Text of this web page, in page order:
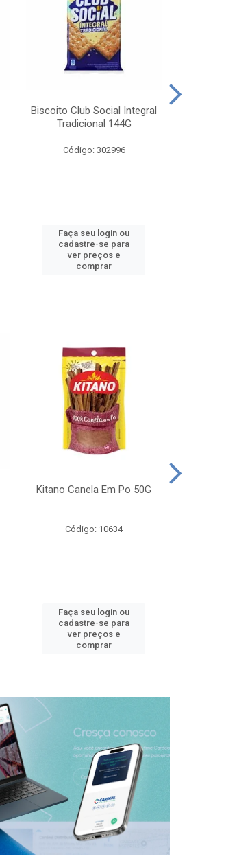
Biscoito Club Social Integral
Tradicional 144G
Código: 302996
Faça seu login ou
cadastre-se para
ver preços e
comprar
Kitano Canela Em Po 50G
Código: 10634
Faça seu login ou
cadastre-se para
ver preços e
comprar